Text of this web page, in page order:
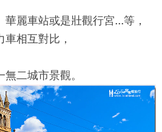
麗車站或是壯觀行宮...等，
相互對比，
二城市景觀。